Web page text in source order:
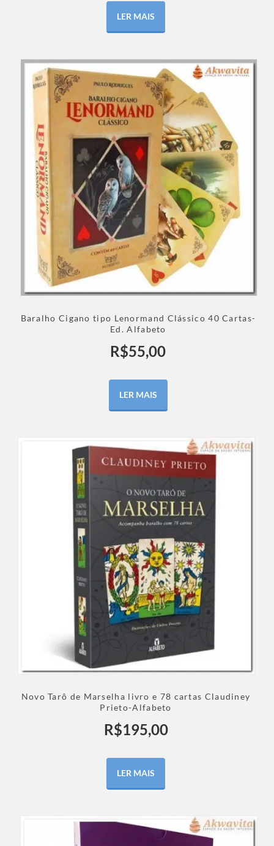
LER MAIS
Baralho Cigano tipo Lenormand Clássico 40 Cartas-
Ed. Alfabeto
R$55,00
LER MAIS
Novo Tarô de Marselha livro e 78 cartas Claudiney
Prieto-Alfabeto
R$195,00
LER MAIS